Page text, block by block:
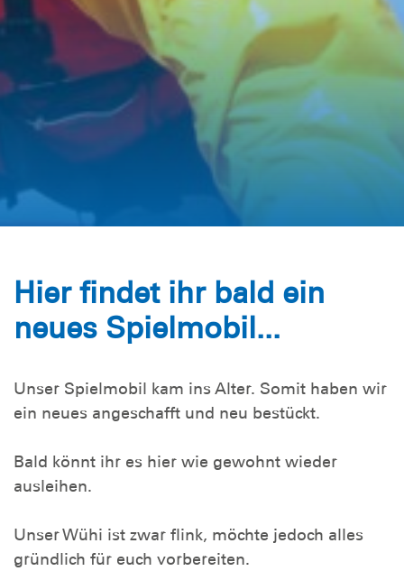
Hier findet ihr bald ein
neues Spielmobil...
Unser Spielmobil kam ins Alter. Somit haben wir
ein neues angeschafft und neu bestückt.
Bald könnt ihr es hier wie gewohnt wieder
ausleihen.
Unser Wühi ist zwar flink, möchte jedoch alles
gründlich für euch vorbereiten.